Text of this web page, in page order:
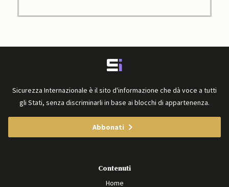
Sicurezza Internazionale è il sito d'informazione che dà voce a tutti
gli Stati, senza discriminarli in base ai blocchi di appartenenza.
Abbonati
Contenuti
Home